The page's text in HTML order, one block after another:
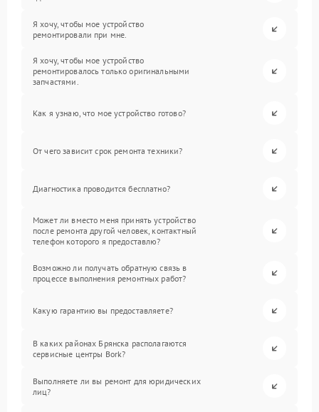
Я хочу, чтобы мое устройство
ремонтировали при мне.
Я хочу, чтобы мое устройство
ремонтировалось только оригинальными
запчастями.
Как я узнаю, что мое устройство готово?
От чего зависит срок ремонта техники?
Диагностика проводится бесплатно?
Может ли вместо меня принять устройство
после ремонта другой человек, контактный
телефон которого я предоставлю?
Возможно ли получать обратную связь в
процессе выполнения ремонтных работ?
Какую гарантию вы предоставляете?
В каких районах Брянска располагаются
сервисные центры Bork?
Выполняете ли вы ремонт для юридических
лиц?